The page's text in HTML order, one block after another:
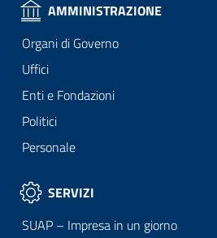
AMMINISTRAZIONE
Organi di Governo
Uffici
Enti e Fondazioni
Politici
Personale
SERVIZI
SUAP – Impresa in un giorno